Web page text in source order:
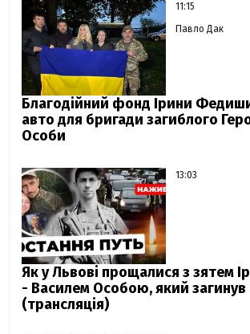
11:15
Павло Дак
Благодійний фонд Ірини
авто для бригади загиблого
Особи
13:03
Як у Львові прощалися з зятем
- Василем Особою, який загинув
(трансляція)